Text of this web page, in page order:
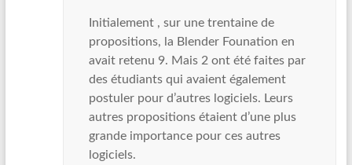
Initialement , sur une trentaine de
propositions, la Blender Founation en
avait retenu 9. Mais 2 ont été faites par
des étudiants qui avaient également
postuler pour d’autres logiciels. Leurs
autres propositions étaient d’une plus
grande importance pour ces autres
logiciels.